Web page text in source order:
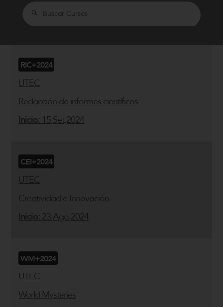
Search
RIC+2024
UTEC
Redacción de informes científicos
Inicio: 15,Set,2024
CEI+2024
UTEC
Creatividad e Innovación
Inicio: 23,Ago,2024
WM+2024
UTEC
World Mysteries